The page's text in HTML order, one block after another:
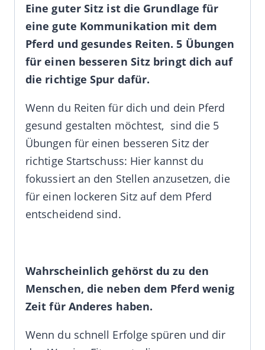
Eine guter Sitz ist die Grundlage für
eine gute Kommunikation mit dem
Pferd und gesundes Reiten. 5 Übungen
für einen besseren Sitz bringt dich auf
die richtige Spur dafür.
Wenn du Reiten für dich und dein Pferd
gesund gestalten möchtest, sind die 5
Übungen für einen besseren Sitz der
richtige Startschuss: Hier kannst du
fokussiert an den Stellen anzusetzen, die
für einen lockeren Sitz auf dem Pferd
entscheidend sind.
Wahrscheinlich gehörst du zu den
Menschen, die neben dem Pferd wenig
Zeit für Anderes haben.
Wenn du schnell Erfolge spüren und dir